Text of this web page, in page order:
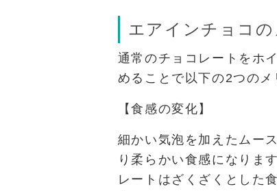
エアインチョコの
通常のチョコレートをホ
めることで以下の2つのメ
【食感の変化】
細かい気泡を加えたムー
り柔らかい食感になりま
レートはざくざくとした